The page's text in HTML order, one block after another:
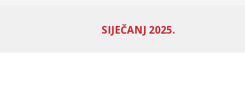
SIJEČANJ 2025.